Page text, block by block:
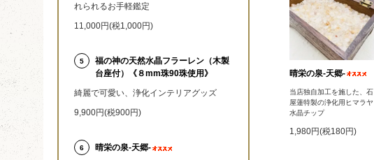
晴栄の泉‐天郷‐
当店独自加工を施した、石
屋蓮特製の浄化用ヒマラヤ
水晶チップ
1,980円(税180円)
れられるお手軽鑑定
11,000円(税1,000円)
5
福の神の天然水晶フラーレン（木製
台座付）《８mm珠90珠使用》
綺麗で可愛い、浄化インテリアグッズ
9,900円(税900円)
6
晴栄の泉‐天郷‐